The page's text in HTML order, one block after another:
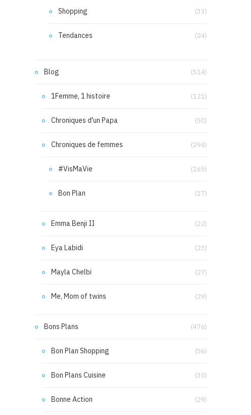
Shopping (33)
Tendances (24)
Blog (514)
1Femme, 1 histoire (121)
Chroniques d'un Papa (50)
Chroniques de femmes (294)
#VisMaVie (165)
Bon Plan (17)
Emma Benji II (22)
Eya Labidi (23)
Mayla Chelbi (27)
Me, Mom of twins (29)
Bons Plans (476)
Bon Plan Shopping (56)
Bon Plans Cuisine (30)
Bonne Action (29)